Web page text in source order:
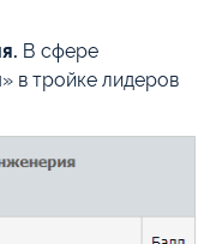
В сфере
в тройке лидеров